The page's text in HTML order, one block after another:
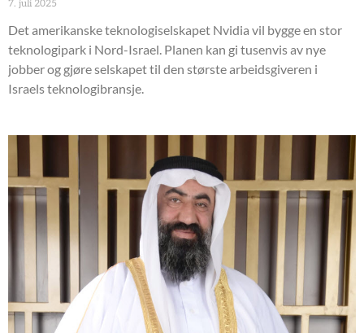
7. juli 2025
Det amerikanske teknologiselskapet Nvidia vil bygge en stor
teknologipark i Nord-Israel. Planen kan gi tusenvis av nye
jobber og gjøre selskapet til den største arbeidsgiveren i
Israels teknologibransje.